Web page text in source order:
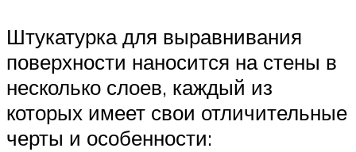
Штукатурка для выравнивания
поверхности наносится на стены в
несколько слоев, каждый из
которых имеет свои отличительные
черты и особенности: